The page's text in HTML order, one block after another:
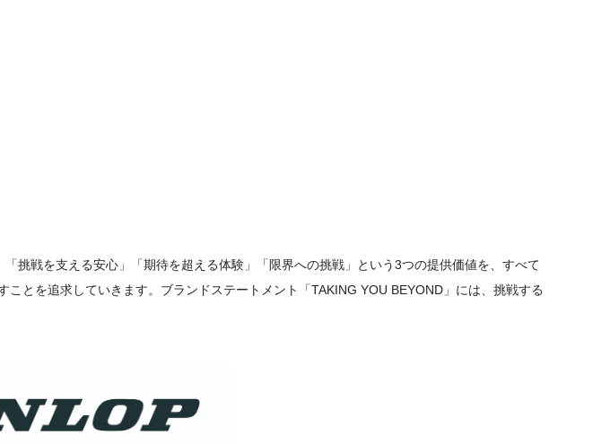
「挑戦を支える安心」「期待を超える体験」「限界への挑戦」という3つの提供価値を、すべて
とを追求していきます。 ブランドステートメント「TAKING YOU BEYOND」には、挑戦する